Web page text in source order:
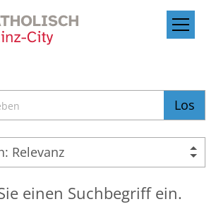
Los
einen Suchbegriff ein.